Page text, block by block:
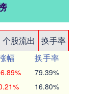
个股流出
换手率
幅
换手率
79.39%
16.80%